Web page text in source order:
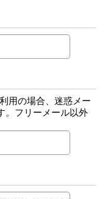
用の場合、迷惑メー
。フリーメール以外